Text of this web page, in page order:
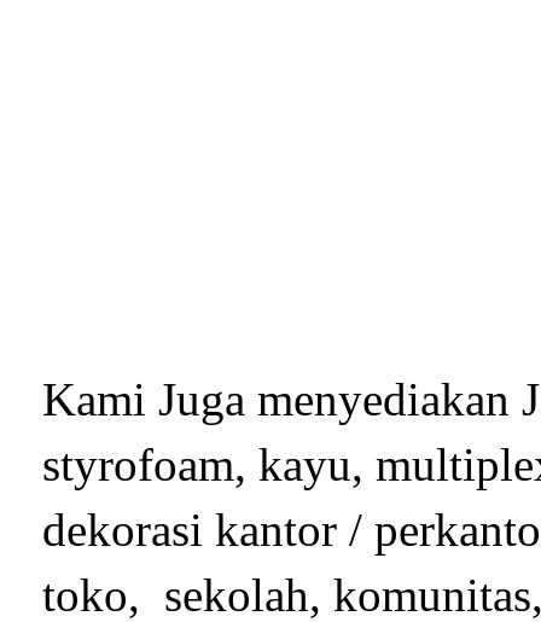
Kami Juga menyediakan
styrofoam, kayu,
dekorasi kantor /
toko, sekolah,